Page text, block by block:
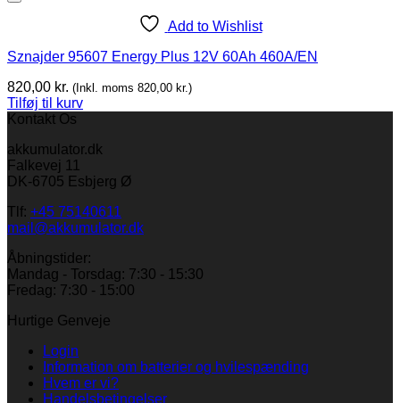
Add to Wishlist
Sznajder 95607 Energy Plus 12V 60Ah 460A/EN
820,00 kr. (Inkl. moms 820,00 kr.)
Tilføj til kurv
Kontakt Os
akkumulator.dk
Falkevej 11
DK-6705 Esbjerg Ø
Tlf: +45 75140611
mail@akkumulator.dk
Åbningstider:
Mandag - Torsdag: 7:30 - 15:30
Fredag: 7:30 - 15:00
Hurtige Genveje
Login
Information om batterier og hvilespænding
Hvem er vi?
Handelsbetingelser